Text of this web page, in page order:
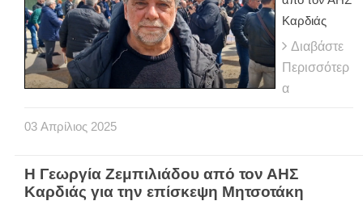
Καρδιάς
Διαβάστε
Περισσότερ
α
03 Απρίλιος 2025
Η Γεωργία Ζεμπιλιάδου από τον ΑΗΣ
Καρδιάς για την επίσκεψη Μητσοτάκη